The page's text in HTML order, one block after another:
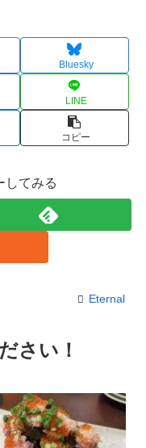
Bluesky
LINE
コピー
してみる
Eternal
さい！